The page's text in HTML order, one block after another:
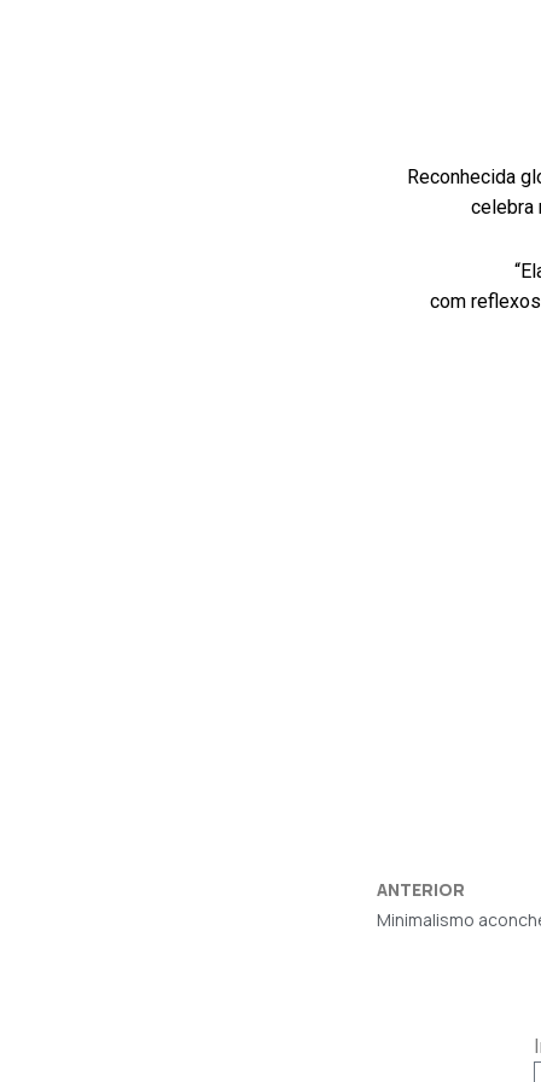
Reconhecida
celebra
com
ANTERIOR
Minimalismo